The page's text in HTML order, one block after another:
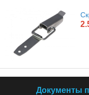
Документы